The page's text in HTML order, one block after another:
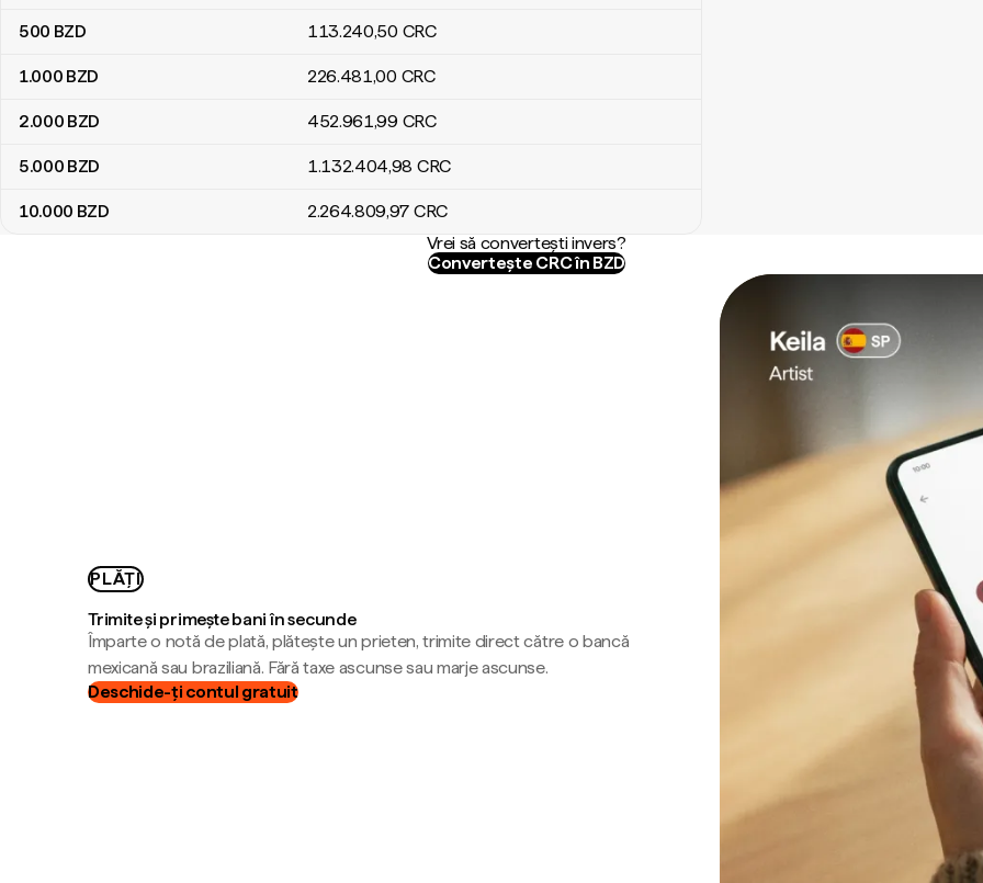
500 BZD 113.240,50 CRC
1.000 BZD 226.481,00 CRC
2.000 BZD 452.961,99 CRC
5.000 BZD 1.132.404,98 CRC
10.000 BZD 2.264.809,97 CRC
Vrei să convertești invers?
Convertește CRC în BZD
PLĂȚI
Trimite și primește bani în secunde
Împarte o notă de plată, plătește un prieten, trimite direct către o bancă
mexicană sau braziliană. Fără taxe ascunse sau marje ascunse.
Deschide-ți contul gratuit